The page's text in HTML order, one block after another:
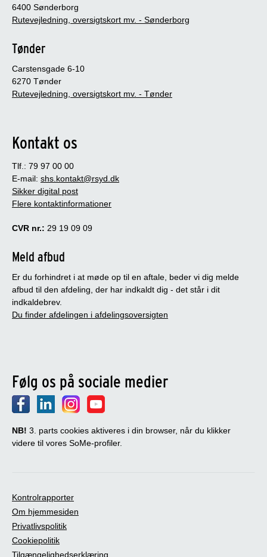
6400 Sønderborg
Rutevejledning, oversigtskort mv. - Sønderborg
Tønder
Carstensgade 6-10
6270 Tønder
Rutevejledning, oversigtskort mv. - Tønder
Kontakt os
Tlf.: 79 97 00 00
E-mail: shs.kontakt@rsyd.dk
Sikker digital post
Flere kontaktinformationer
CVR nr.: 29 19 09 09
Meld afbud
Er du forhindret i at møde op til en aftale, beder vi dig melde
afbud til den afdeling, der har indkaldt dig - det står i dit
indkaldebrev.
Du finder afdelingen i afdelingsoversigten
Følg os på sociale medier
NB! 3. parts cookies aktiveres i din browser, når du klikker
videre til vores SoMe-profiler.
Kontrolrapporter
Om hjemmesiden
Privatlivspolitik
Cookiepolitik
Tilgængelighedserklæring